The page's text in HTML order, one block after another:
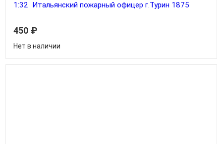
1:32 Итальянский пожарный офицер г.Турин 1875
450 ₽
Нет в наличии